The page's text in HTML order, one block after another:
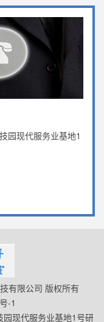
园现代服务业基地1
有限公司 版权所有
-1
现代服务业基地1号研